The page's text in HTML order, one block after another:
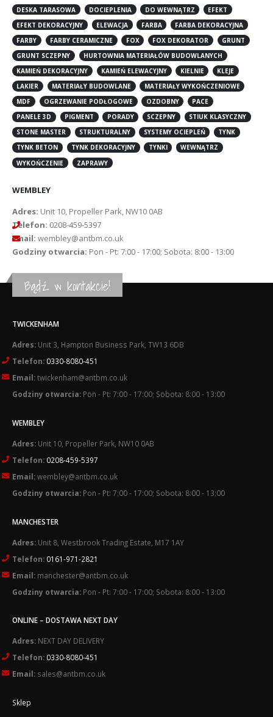
DESKA TARASOWA
DOCIEPLENIA DO WEWNĄTRZ
EFEKT
EFEKT DEKORACYJNY
ELEWACJA FARBA
FARBA DEKORACYJNA
FARBY
FARBY CERAMICZNE FOX FOX DEKORATOR
GRUNT
GRUNT SCZEPNY
HURTOWNIA MATERIAŁÓW BUDOWLANYCH
KAMIEŃ DEKORACYJNY
KAMIEŃ ELEWACYJNY KIELNIE
KLEJE
LAKIER
MATERIAŁY BUDOWLANE
MATERIAŁY WYKOŃCZENIOWE
MDF
OGRZEWANIE PODŁOGOWE OZDOBNY
PACE
PANELE 3D
PIGMENT PORADY SCZEPNY
STIUK KLASYCZNY
STONE MASTER
STRUKTURALNY SYSTEMY OCIEPLEŃ
TYNK
TYNK BETON
TYNK DEKORACYJNY TYNKI
WEWNĄTRZ
WYKOŃCZENIE
ZAPRAWY
WEMBLEY
Adres: Unit 10, Propeller Park, NW10 0AB
Telefon: 0208-459-5397
Email: wembley@antbm.co.uk
Godziny otwarcia: Pon - Pt: 7:00 - 17:00; Sobota: 8:00 - 13:00
Bądź w kontakcie!
TWICKENHAM
Adres: Unit 3, Hampton Business Park, TW13 6DB
Telefon: 0330-8080-451
Email:twickenham@antbm.co.uk
Godziny otwarcia: Pon - Pt: 7:00 - 17:00; Sobota: 8:00 - 13:00
WEMBLEY
Adres: Unit 10, Propeller Park, NW10 0AB
Telefon: 0208-459-5397
Email:wembley@antbm.co.uk
Godziny otwarcia: Pon - Pt: 7:00 - 17:00; Sobota: 8:00 - 13:00
MANCHESTER
Adres: Unit 8, Westbrook Trading Estate, M17 1AY
Telefon: 0161-971-2821
Email: manchester@antbm.co.uk
Godziny otwarcia: Pon - Pt: 7:00 - 17:00; Sobota: 8:00 - 13:00
ONLINE – DOSTAWA NEXT DAY
Adres: NEXT DAY DELIVERY
Telefon: 0330-8080-451
Email: sales@antbm.co.uk
Sklep